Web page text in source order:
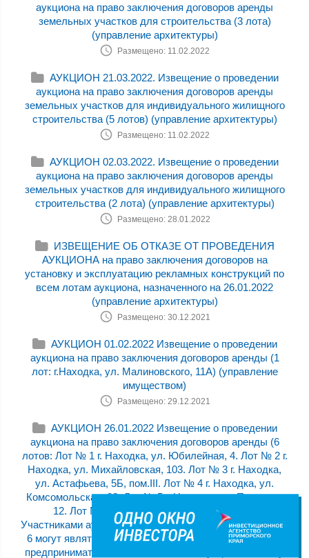
аукциона на право заключения договоров аренды
земельных участков для строительства (3 лота)
(управление архитектуры)
Размещено: 11.02.2022
АУКЦИОН 21.03.2022. Извещение о проведении
аукциона на право заключения договоров аренды
земельных участков для индивидуального жилищного
строительства (5 лотов) (управление архитектуры)
Размещено: 11.02.2022
АУКЦИОН 02.03.2022. Извещение о проведении
аукциона на право заключения договоров аренды
земельных участков для индивидуального жилищного
строительства (2 лота) (управление архитектуры)
Размещено: 28.01.2022
ИЗВЕЩЕНИЕ ОБ ОТКАЗЕ ОТ ПРОВЕДЕНИЯ
АУКЦИОНА на право заключения договоров на
установку и эксплуатацию рекламных конструкций по
всем лотам аукциона, назначенного на 26.01.2022
(управление архитектуры)
Размещено: 30.12.2021
АУКЦИОН 01.02.2022 Извещение о проведении
аукциона на право заключения договоров аренды (1
лот: г.Находка, ул. Малиновского, 11А) (управление
имуществом)
Размещено: 29.12.2021
АУКЦИОН 26.01.2022 Извещение о проведении
аукциона на право заключения договоров аренды (6
лотов: Лот № 1 г. Находка, ул. Юбилейная, 4. Лот № 2 г.
Находка, ул. Михайловская, 103. Лот № 3 г. Находка,
ул. Астафьева, 5Б, пом.III. Лот № 4 г. Находка, ул.
Комсомольская, 32. Лот № 5 г. Находка, ул. Пирогова,
12. Лот № 6 г. Находка, ул. Арсеньева, 14.)
Участниками аукциона по лотам № 1, № 2, № 3, № 4, №
6 могут являться только субъекты малого и среднего
предпринимательства, Участниками аукциона по лоту